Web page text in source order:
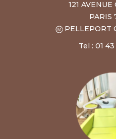
121
PARIS
PELLEPORT
Tel : 01